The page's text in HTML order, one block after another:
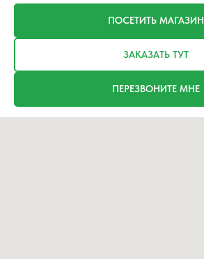
ПОСЕТИТЬ МАГАЗИН
ЗАКАЗАТЬ ТУТ
ПЕРЕЗВОНИТЕ МНЕ